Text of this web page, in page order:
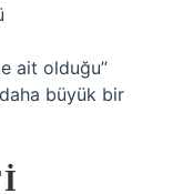
ait olduğu”
büyük bir